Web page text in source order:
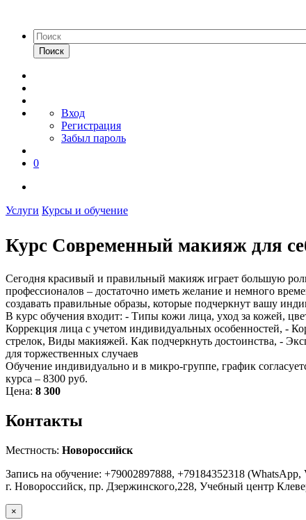
Поиск
Вход
Регистрация
Забыл пароль
0
Услуги Курсы и обучение
Курс Современный макияж для
Сегодня красивый и правильный макияж играет большую
профессионалов – достаточно иметь желание и немного
создавать правильные образы, которые подчеркнут вашу
В курс обучения входит: - Типы кожи лица, уход за кожей,
Коррекция лица с учетом индивидуальных особенностей, -
стрелок, Виды макияжей. Как подчеркнуть достоинства, -
для торжественных случаев
Обучение индивидуально и в микро-группе, график
курса – 8300 руб.
Цена: 8 300
Контакты
Местность: Новороссийск
Запись на обучение: +79002897888, +79184352318 (WhatsApp,
г. Новороссийск, пр. Дзержинского,228, Учебный центр
×